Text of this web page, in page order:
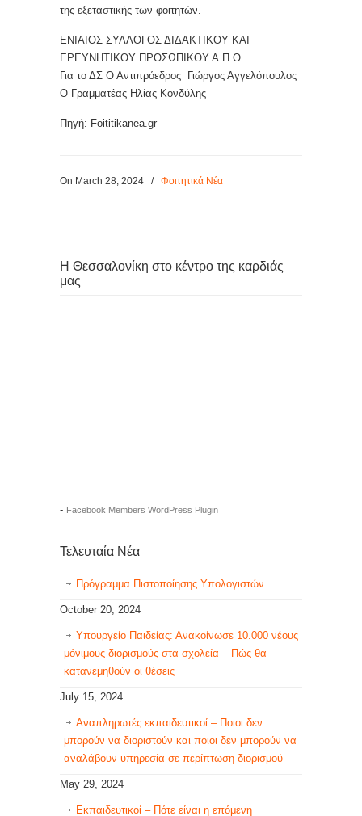
της εξεταστικής των φοιτητών.
ΕΝΙΑΙΟΣ ΣΥΛΛΟΓΟΣ ΔΙΔΑΚΤΙΚΟΥ ΚΑΙ
ΕΡΕΥΝΗΤΙΚΟΥ ΠΡΟΣΩΠΙΚΟΥ Α.Π.Θ.
Για το ΔΣ Ο Αντιπρόεδρος Γιώργος Αγγελόπουλος
Ο Γραμματέας Ηλίας Κονδύλης
Πηγή: Foititikanea.gr
On March 28, 2024 / Φοιτητικά Νέα
Η Θεσσαλονίκη στο κέντρο της καρδιάς
μας
- Facebook Members WordPress Plugin
Τελευταία Νέα
Πρόγραμμα Πιστοποίησης Υπολογιστών
October 20, 2024
Υπουργείο Παιδείας: Ανακοίνωσε 10.000 νέους
μόνιμους διορισμούς στα σχολεία – Πώς θα
κατανεμηθούν οι θέσεις
July 15, 2024
Αναπληρωτές εκπαιδευτικοί – Ποιοι δεν
μπορούν να διοριστούν και ποιοι δεν μπορούν να
αναλάβουν υπηρεσία σε περίπτωση διορισμού
May 29, 2024
Εκπαιδευτικοί – Πότε είναι η επόμενη